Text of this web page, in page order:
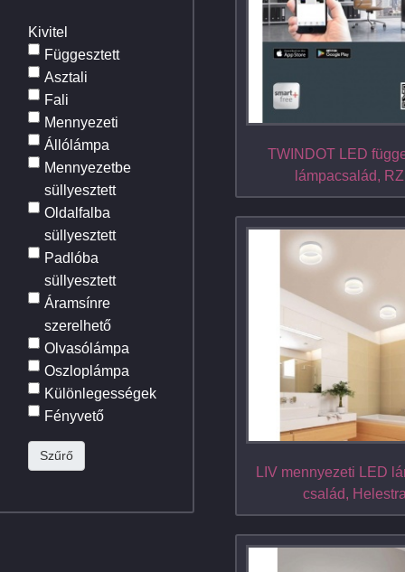
Kivitel
Függesztett
Asztali
Fali
Mennyezeti
Állólámpa
Mennyezetbe
süllyesztett
Oldalfalba
süllyesztett
Padlóba
süllyesztett
Áramsínre
szerelhető
Olvasólámpa
Oszloplámpa
Különlegességek
Fényvető
TWINDOT LED
lámpacsalád,
LIV mennyezeti LED
család, Helestra